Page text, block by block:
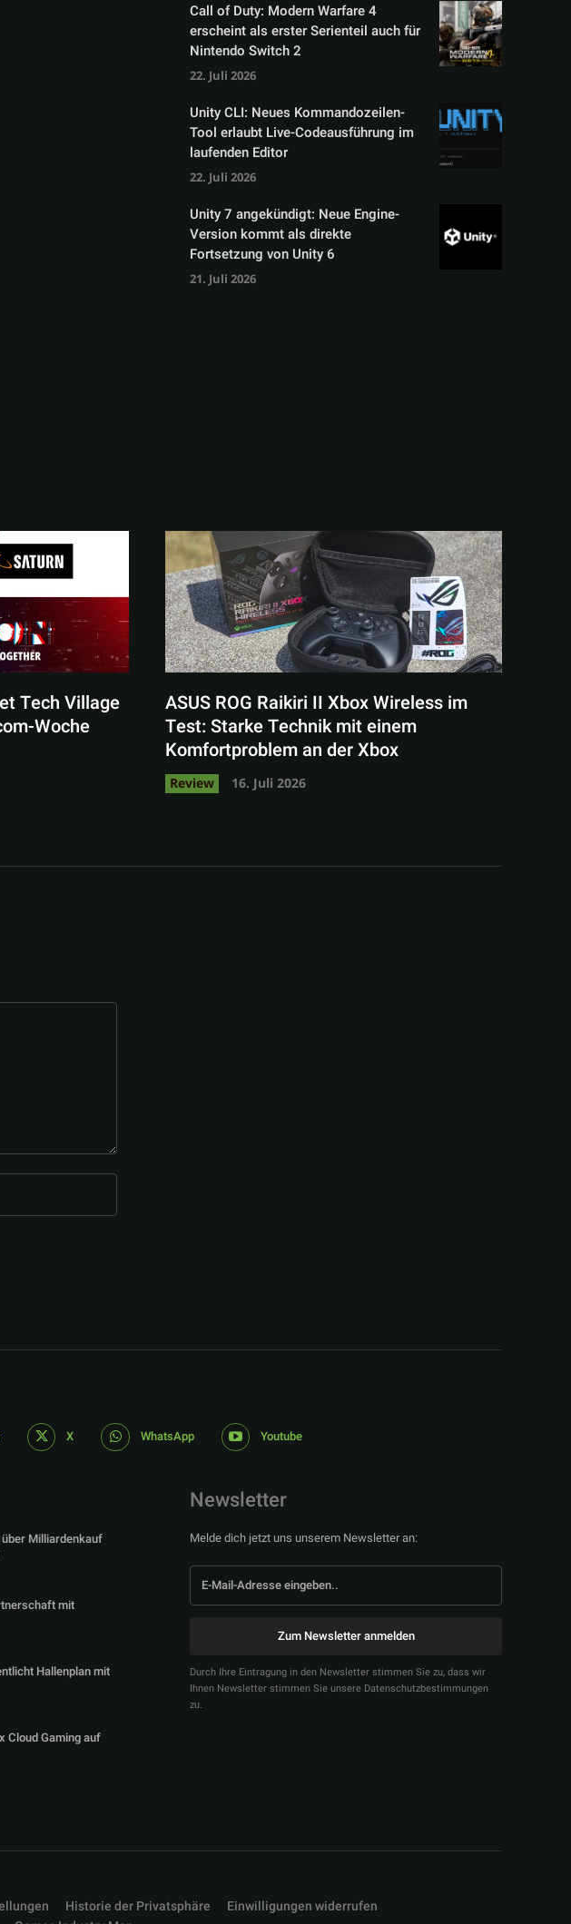
Call of Duty: Modern Warfare 4
erscheint als erster Serienteil auch für
Nintendo Switch 2
22. Juli 2026
Unity CLI: Neues Kommandozeilen-
Tool erlaubt Live-Codeausführung im
laufenden Editor
22. Juli 2026
Unity 7 angekündigt: Neue Engine-
Version kommt als direkte
Fortsetzung von Unity 6
21. Juli 2026
Tech Village
Woche
ASUS ROG Raikiri II Xbox Wireless im
Test: Starke Technik mit einem
Komfortproblem an der Xbox
Review 16. Juli 2026
X WhatsApp Youtube
Milliardenkauf
mit
Hallenplan mit
Cloud Gaming auf
Newsletter
Melde dich jetzt uns unserem Newsletter an:
Zum Newsletter anmelden
Durch Ihre Eintragung in den Newsletter stimmen Sie zu, dass wir
Ihnen Newsletter stimmen Sie unsere Datenschutzbestimmungen
zu.
Historie der Privatsphäre
Einwilligungen widerrufen